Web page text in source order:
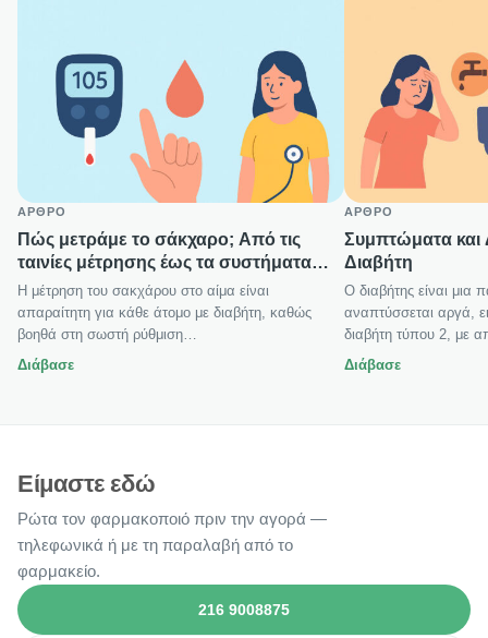
ΆΡΘΡΟ
Πώς μετράμε το σάκχαρο; Από τις
ταινίες μέτρησης έως τα συστήματα
συνεχούς παρακολούθησης (CGM)
Η μέτρηση του σακχάρου στο αίμα είναι
απαραίτητη για κάθε άτομο με διαβήτη, καθώς
βοηθά στη σωστή ρύθμιση…
Διάβασε
ΆΡΘΡΟ
Συμπτώματα και
Διαβήτη
Ο διαβήτης είναι
αναπτύσσεται αργά,
διαβήτη τύπου 2, με
Διάβασε
Είμαστε εδώ
Ρώτα τον φαρμακοποιό πριν την αγορά —
τηλεφωνικά ή με τη παραλαβή από το
φαρμακείο.
216 9008875